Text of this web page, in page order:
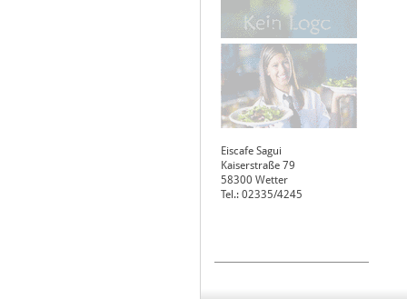
Eiscafe Sagui
Kaiserstraße 79
58300 Wetter
Tel.: 02335/4245